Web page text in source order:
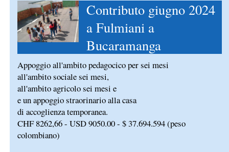
Contributo giugno 2024
a Fulmiani a
Bucaramanga
Appoggio all'ambito pedagocico per sei mesi
all'ambito sociale sei mesi,
all'ambito agricolo sei mesi e
e un appoggio straorinario alla casa
di accoglienza temporanea.
CHF 8262,66 - USD 9050.00 - $ 37.694.594 (peso
colombiano)